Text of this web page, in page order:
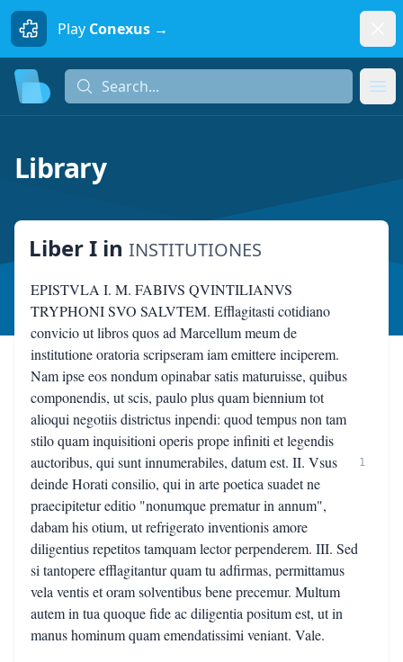
Play Conexus →
Search...
Library
Liber I in INSTITUTIONES
EPISTVLA I. M. FABIVS QVINTILIANVS
TRYPHONI SVO SALVTEM. Efflagitasti cotidiano
convicio ut libros quos ad Marcellum meum de
institutione oratoria scripseram iam emittere inciperem.
Nam ipse eos nondum opinabar satis maturuisse, quibus
componendis, ut scis, paulo plus quam biennium tot
alioqui negotiis districtus inpendi: quod tempus non tam
stilo quam inquisitioni operis prope infiniti et legendis
auctoribus, qui sunt innumerabiles, datum est. II. Vsus
deinde Horati consilio, qui in arte poetica suadet ne
praecipitetur editio "nonumque prematur in annum",
dabam his otium, ut refrigerato inventionis amore
diligentius repetitos tamquam lector perpenderem. III. Sed
si tantopere efflagitantur quam tu adfirmas, permittamus
vela ventis et oram solventibus bene precemur. Multum
autem in tua quoque fide ac diligentia positum est, ut in
manus hominum quam emendatissimi veniant. Vale.
1